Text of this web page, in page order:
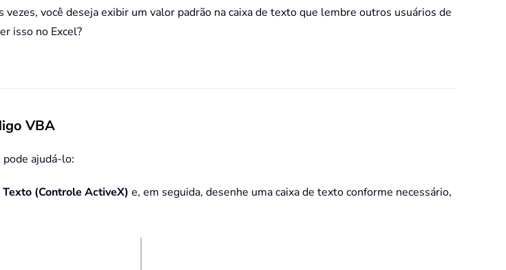
você deseja exibir um valor padrão na caixa de texto que lembre outros usuários de
isso no Excel?
VBA
ajudá-lo:
(Controle ActiveX) e, em seguida, desenhe uma caixa de texto conforme necessário,